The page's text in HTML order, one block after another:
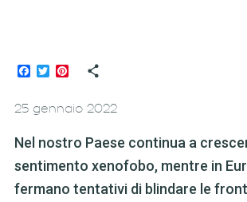
Facebook
TwitterPinterest
25 gennaio 2022
Nel nostro Paese continua a
sentimento xenofobo, mentre in
fermano tentativi di blindare le